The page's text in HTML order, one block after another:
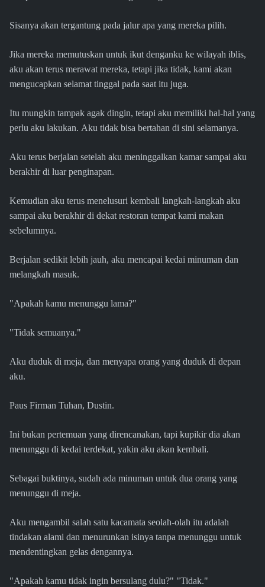
Sisanya akan tergantung pada jalur apa yang mereka pilih.
Jika mereka memutuskan untuk ikut denganku ke wilayah iblis,
aku akan terus merawat mereka, tetapi jika tidak, kami akan
mengucapkan selamat tinggal pada saat itu juga.
Itu mungkin tampak agak dingin, tetapi aku memiliki hal-hal yang
perlu aku lakukan. Aku tidak bisa bertahan di sini selamanya.
Aku terus berjalan setelah aku meninggalkan kamar sampai aku
berakhir di luar penginapan.
Kemudian aku terus menelusuri kembali langkah-langkah aku
sampai aku berakhir di dekat restoran tempat kami makan
sebelumnya.
Berjalan sedikit lebih jauh, aku mencapai kedai minuman dan
melangkah masuk.
"Apakah kamu menunggu lama?"
"Tidak semuanya."
Aku duduk di meja, dan menyapa orang yang duduk di depan
aku.
Paus Firman Tuhan, Dustin.
Ini bukan pertemuan yang direncanakan, tapi kupikir dia akan
menunggu di kedai terdekat, yakin aku akan kembali.
Sebagai buktinya, sudah ada minuman untuk dua orang yang
menunggu di meja.
Aku mengambil salah satu kacamata seolah-olah itu adalah
tindakan alami dan menurunkan isinya tanpa menunggu untuk
mendentingkan gelas dengannya.
"Apakah kamu tidak ingin bersulang dulu?" "Tidak."